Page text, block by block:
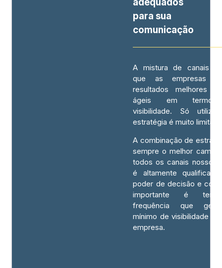
para sua
comunicação
A mistura de canais
que as empresas
resultados melhores e
ágeis em
visibilidade. Só
estratégia é muito
A combinação de
sempre o melhor
todos os canais nosso
é altamente
poder de decisão e
importante é ter
frequência que
mínimo de visibilidade
empresa.